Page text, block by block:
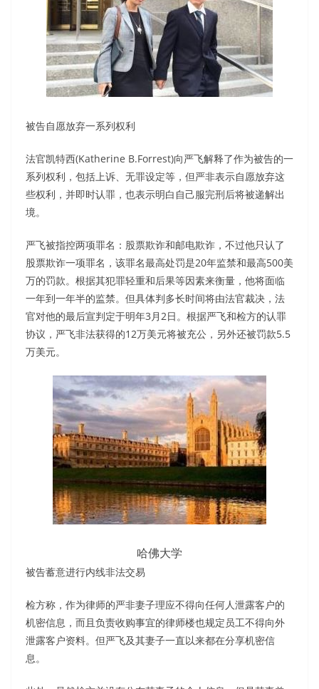
被告自愿放弃一系列权利
法官凯特西(Katherine B.Forrest)向严飞解释了作为被告的一
系列权利，包括上诉、无罪设定等，但严非表示自愿放弃这
些权利，并即时认罪，也表示明白自己服完刑后将被递解出
境。
严飞被指控两项罪名：股票欺诈和邮电欺诈，不过他只认了
股票欺诈一项罪名，该罪名最高处罚是20年监禁和最高500美
万的罚款。根据其犯罪轻重和后果等因素来衡量，他将面临
一年到一年半的监禁。但具体判多长时间将由法官裁决，法
官对他的最后宣判定于明年3月2日。根据严飞和检方的认罪
协议，严飞非法获得的12万美元将被充公，另外还被罚款5.5
万美元。
哈佛大学
被告蓄意进行内线非法交易
检方称，作为律师的严非妻子理应不得向任何人泄露客户的
机密信息，而且负责收购事宜的律师楼也规定员工不得向外
泄露客户资料。但严飞及其妻子一直以来都在分享机密信
息。